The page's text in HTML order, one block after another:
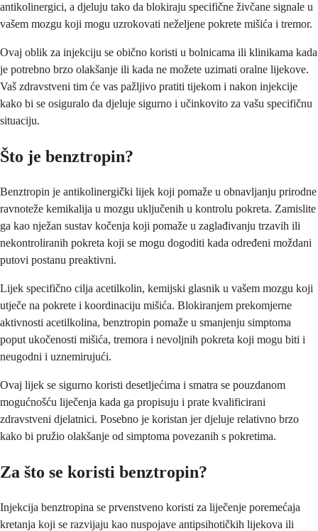
antikolinergici, a djeluju tako da blokiraju specifične živčane signale u
vašem mozgu koji mogu uzrokovati neželjene pokrete mišića i tremor.
Ovaj oblik za injekciju se obično koristi u bolnicama ili klinikama kada
je potrebno brzo olakšanje ili kada ne možete uzimati oralne lijekove.
Vaš zdravstveni tim će vas pažljivo pratiti tijekom i nakon injekcije
kako bi se osiguralo da djeluje sigurno i učinkovito za vašu specifičnu
situaciju.
Što je benztropin?
Benztropin je antikolinergički lijek koji pomaže u obnavljanju prirodne
ravnoteže kemikalija u mozgu uključenih u kontrolu pokreta. Zamislite
ga kao nježan sustav kočenja koji pomaže u zaglađivanju trzavih ili
nekontroliranih pokreta koji se mogu dogoditi kada određeni moždani
putovi postanu preaktivni.
Lijek specifično cilja acetilkolin, kemijski glasnik u vašem mozgu koji
utječe na pokrete i koordinaciju mišića. Blokiranjem prekomjerne
aktivnosti acetilkolina, benztropin pomaže u smanjenju simptoma
poput ukočenosti mišića, tremora i nevoljnih pokreta koji mogu biti i
neugodni i uznemirujući.
Ovaj lijek se sigurno koristi desetljećima i smatra se pouzdanom
mogućnošću liječenja kada ga propisuju i prate kvalificirani
zdravstveni djelatnici. Posebno je koristan jer djeluje relativno brzo
kako bi pružio olakšanje od simptoma povezanih s pokretima.
Za što se koristi benztropin?
Injekcija benztropina se prvenstveno koristi za liječenje poremećaja
kretanja koji se razvijaju kao nuspojave antipsihotičkih lijekova ili